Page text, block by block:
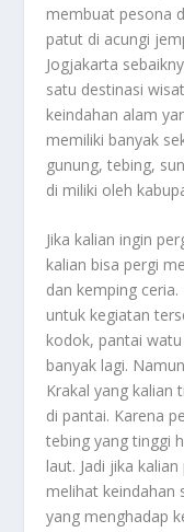
membuat pesona
patut di acungi
Jogjakarta
satu destinasi
keindahan alam
memiliki banyak
gunung, tebing,
di miliki oleh
Jika kalian ingin
kalian bisa pergi
dan kemping
untuk kegiatan
kodok, pantai
banyak lagi.
Krakal yang kalian
di pantai. Karena
tebing yang tinggi
laut. Jadi jika
melihat keindahan
yang menghadap